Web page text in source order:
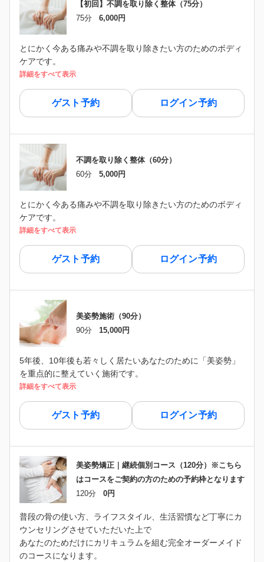
【初回】不調を取り除く整体（75分）
75分
6,000円
とにかく今ある痛みや不調を取り除きたい方のためのボディ
ケアです。
詳細をすべて表示
ゲスト予約 ログイン予約
不調を取り除く整体（60分）
60分
5,000円
とにかく今ある痛みや不調を取り除きたい方のためのボディ
ケアです。
詳細をすべて表示
ゲスト予約 ログイン予約
美姿勢施術（90分）
90分
15,000円
5年後、10年後も若々しく居たいあなたのために「美姿勢」
を重点的に整えていく施術です。
詳細をすべて表示
ゲスト予約 ログイン予約
美姿勢矯正｜継続個別コース（120分）※こちら
はコースをご契約の方のための予約枠となります
120分
0円
普段の骨の使い方、ライフスタイル、生活習慣など丁寧にカ
ウンセリングさせていただいた上で
あなたのためだけにカリキュラムを組む完全オーダーメイド
のコースになります。